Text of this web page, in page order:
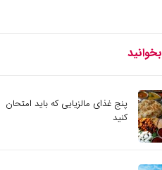
بخوانید
پنج غذای مالزیایی که باید امتحان
کنید